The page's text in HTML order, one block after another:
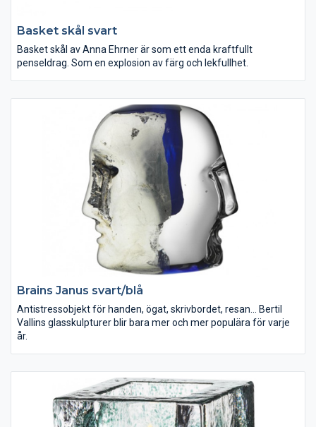
Basket skål svart
Basket skål av Anna Ehrner är som ett enda kraftfullt
penseldrag. Som en explosion av färg och lekfullhet.
Brains Janus svart/blå
Antistressobjekt för handen, ögat, skrivbordet, resan... Bertil
Vallins glasskulpturer blir bara mer och mer populära för varje
år.